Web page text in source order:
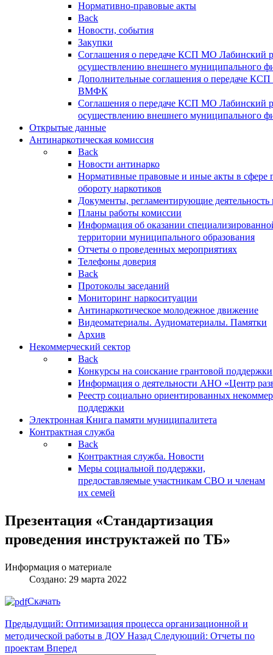
Нормативно-правовые акты
Back
Новости, события
Закупки
Соглашения о передаче КСП МО Лабинский
осуществлению внешнего муниципального
Дополнительные соглашения о передаче
ВМФК
Соглашения о передаче КСП МО Лабинский
осуществлению внешнего муниципального
Открытые данные
Антинаркотическая комиссия
Back
Новости антинарко
Нормативные правовые и иные акты в сфере
обороту наркотиков
Документы, регламентирующие деятельность
Планы работы комиссии
Информация об оказании
территории муниципального образования
Отчеты о проведенных мероприятиях
Телефоны доверия
Back
Протоколы заседаний
Мониторинг наркоситуации
Антинаркотическое молодежное движение
Видеоматериалы. Аудиоматериалы. Памятки
Архив
Некоммерческий сектор
Back
Конкурсы на соискание грантовой поддержки
Информация о деятельности АНО «Центр
Реестр социально ориентированных
поддержки
Электронная Книга памяти муниципалитета
Контрактная служба
Back
Контрактная служба. Новости
Меры социальной поддержки,
предоставляемые участникам СВО и членам
их семей
Презентация «Стандартизация
проведения инструктажей по ТБ»
Информация о материале
Создано: 29 марта 2022
Скачать
Предыдущий: Оптимизация процесса организационной и
методической работы в ДОУНазад Следующий: Отчеты по
проектам Вперед